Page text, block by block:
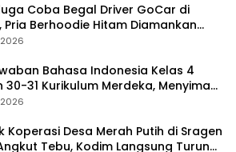
Coba Begal Driver GoCar di
Pria Berhoodie Hitam Diamankan
Polisi
Bahasa Indonesia Kelas 4
30-31 Kurikulum Merdeka, Menyimak
Suku Len
Koperasi Desa Merah Putih di Sragen
Tebu, Kodim Langsung Turun